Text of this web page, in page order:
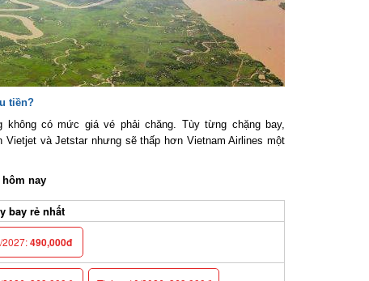
có mức giá vé phải chăng. Tùy từng chặng bay,
và Jetstar nhưng sẽ thấp hơn Vietnam Airlines một
nay
bay rẻ nhất
490,000đ